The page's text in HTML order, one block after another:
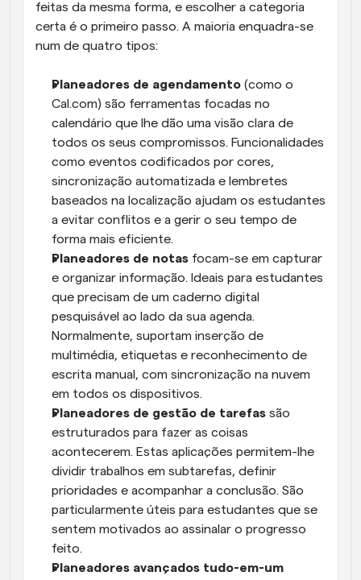
feitas da mesma forma, e escolher a categoria
certa é o primeiro passo. A maioria enquadra-se
num de quatro tipos:
Planeadores de agendamento (como o
Cal.com) são ferramentas focadas no
calendário que lhe dão uma visão clara de
todos os seus compromissos. Funcionalidades
como eventos codificados por cores,
sincronização automatizada e lembretes
baseados na localização ajudam os estudantes
a evitar conflitos e a gerir o seu tempo de
forma mais eficiente.
Planeadores de notas focam-se em capturar
e organizar informação. Ideais para estudantes
que precisam de um caderno digital
pesquisável ao lado da sua agenda.
Normalmente, suportam inserção de
multimédia, etiquetas e reconhecimento de
escrita manual, com sincronização na nuvem
em todos os dispositivos.
Planeadores de gestão de tarefas são
estruturados para fazer as coisas
acontecerem. Estas aplicações permitem-lhe
dividir trabalhos em subtarefas, definir
prioridades e acompanhar a conclusão. São
particularmente úteis para estudantes que se
sentem motivados ao assinalar o progresso
feito.
Planeadores avançados tudo-em-um